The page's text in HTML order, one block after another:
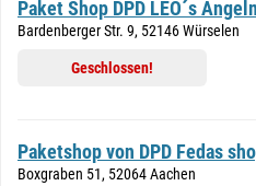
Paket Shop DPD LEO´s
Bardenberger Str. 9, 52146 Würselen
Geschlossen!
Paketshop von DPD Fedas
Boxgraben 51, 52064 Aachen